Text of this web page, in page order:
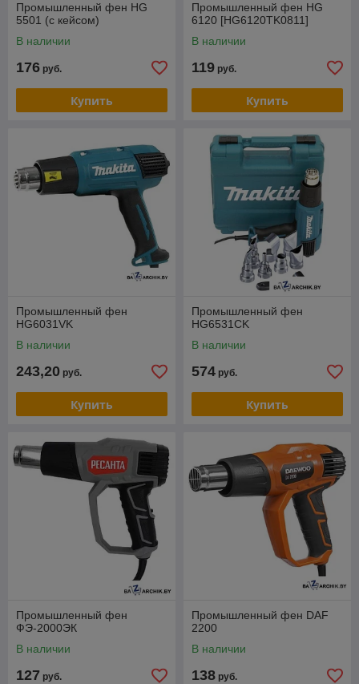
Промышленный фен HG
5501 (с кейсом)
В наличии
176 руб.
Купить
Промышленный фен HG
6120 [HG6120TK0811]
В наличии
119 руб.
Купить
Промышленный фен
HG6031VK
В наличии
243,20 руб.
Купить
Промышленный фен
HG6531CK
В наличии
574 руб.
Купить
Промышленный фен
ФЭ-2000ЭК
В наличии
127 руб.
Промышленный фен DAF
2200
В наличии
138 руб.